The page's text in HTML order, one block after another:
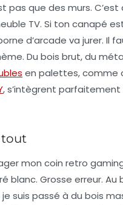
pas que des murs. C’est
TV. Si ton canapé
d’arcade va jurer. Il
Du bois brut, du
en palettes, comme
, s’intègrent parfaitement
tout
mon coin retro
blanc. Grosse erreur. Au
suis passé à du bois